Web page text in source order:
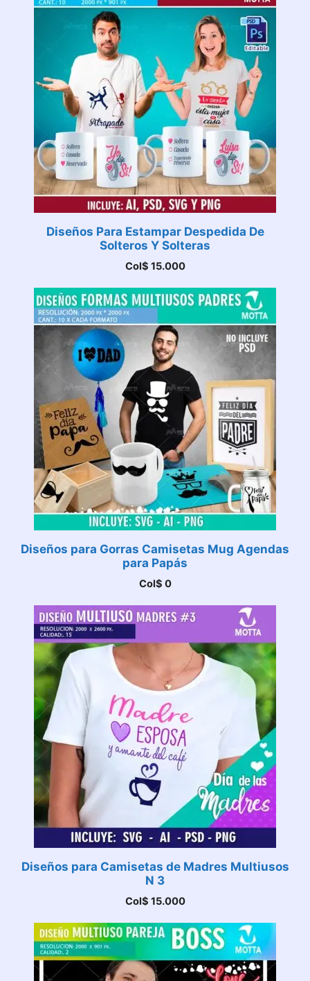
Diseños Para Estampar Despedida De
Solteros Y Solteras
Col$ 15.000
Diseños para Gorras Camisetas Mug Agendas
para Papás
Col$ 0
Diseños para Camisetas de Madres Multiusos
N 3
Col$ 15.000